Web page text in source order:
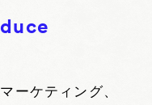
ーケティング、